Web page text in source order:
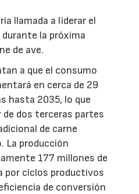
llamada a liderar el
la próxima
de ave.
a que el consumo
en cerca de 29
hasta 2035, lo que
de dos terceras partes
de carne
La producción
177 millones de
por ciclos productivos
de conversión